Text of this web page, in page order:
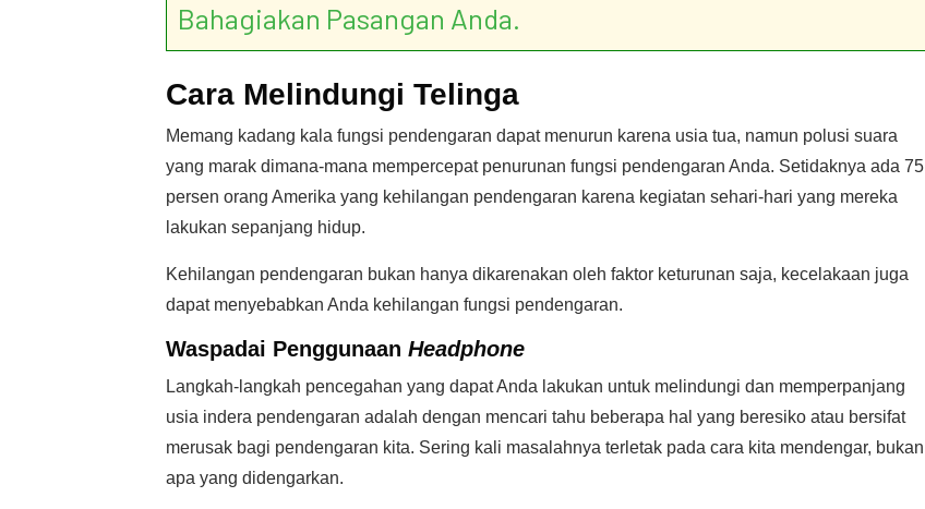
Bahagiakan Pasangan Anda.
Cara Melindungi Telinga
Memang kadang kala fungsi pendengaran dapat menurun karena usia tua, namun polusi suara
yang marak dimana-mana mempercepat penurunan fungsi pendengaran Anda. Setidaknya ada 75
persen orang Amerika yang kehilangan pendengaran karena kegiatan sehari-hari yang mereka
lakukan sepanjang hidup.
Kehilangan pendengaran bukan hanya dikarenakan oleh faktor keturunan saja, kecelakaan juga
dapat menyebabkan Anda kehilangan fungsi pendengaran.
Waspadai Penggunaan Headphone
Langkah-langkah pencegahan yang dapat Anda lakukan untuk melindungi dan memperpanjang
usia indera pendengaran adalah dengan mencari tahu beberapa hal yang beresiko atau bersifat
merusak bagi pendengaran kita. Sering kali masalahnya terletak pada cara kita mendengar, bukan
apa yang didengarkan.